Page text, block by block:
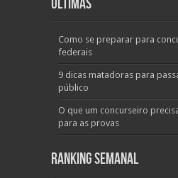
Últimas
Como se preparar para
federais
9 dicas matadoras para
público
O que um concurseiro
para as provas
Ranking Semanal